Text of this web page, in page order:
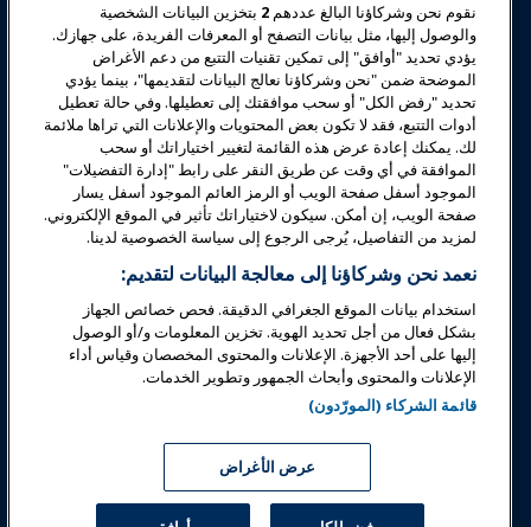
تعليم
السلامة والأمان
الدعوة
البحوث والتقارير
حول IAAPA
شركاء
Copyright © 2026 الجمعية الدولية للحدائق الترفيهية والمعالم. جميع
الحقوق محفوظة.
سياسة الخصوصية
شروط الخدمة
إشعار الترجمة
إدارة التفضيلات
نقوم نحن وشركاؤنا البالغ عددهم 2 بتخزين البيانات الشخصية
والوصول إليها، مثل بيانات التصفح أو المعرفات الفريدة، على جهازك.
يؤدي تحديد "أوافق" إلى تمكين تقنيات التتبع من دعم الأغراض
الموضحة ضمن "نحن وشركاؤنا نعالج البيانات لتقديمها"، بينما يؤدي
تحديد "رفض الكل" أو سحب موافقتك إلى تعطيلها. وفي حالة تعطيل
أدوات التتبع، فقد لا تكون بعض المحتويات والإعلانات التي تراها ملائمة
لك. يمكنك إعادة عرض هذه القائمة لتغيير اختياراتك أو سحب
الموافقة في أي وقت عن طريق النقر على رابط "إدارة التفضيلات"
الموجود أسفل صفحة الويب أو الرمز العائم الموجود أسفل يسار
صفحة الويب، إن أمكن. سيكون لاختياراتك تأثير في الموقع الإلكتروني.
لمزيد من التفاصيل، يُرجى الرجوع إلى سياسة الخصوصية لدينا.
نعمد نحن وشركاؤنا إلى معالجة البيانات لتقديم:
استخدام بيانات الموقع الجغرافي الدقيقة. فحص خصائص الجهاز
بشكل فعال من أجل تحديد الهوية. تخزين المعلومات و/أو الوصول
إليها على أحد الأجهزة. الإعلانات والمحتوى المخصصان وقياس أداء
الإعلانات والمحتوى وأبحاث الجمهور وتطوير الخدمات.
قائمة الشركاء (المورّدون)
عرض الأغراض